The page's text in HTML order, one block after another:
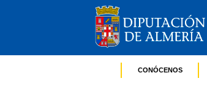
CONÓCENOS